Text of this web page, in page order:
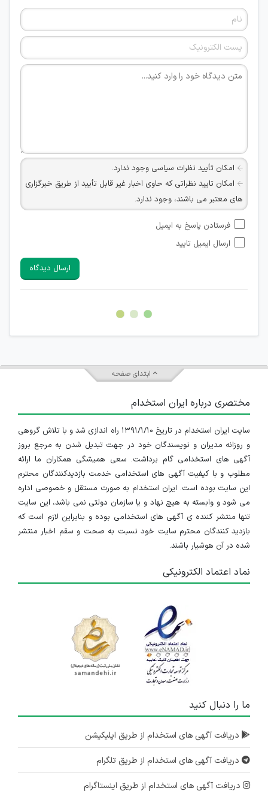
امکان تأیید نظرات سیاسی وجود ندارد.
امکان تایید نظراتی که حاوی اخبار غیر قابل تأیید از طریق خبرگزاری
های معتبر می باشند، وجود ندارد.
شبکه های مجازی ارتباطی می باشند وجود ندارد.
امکان تأیید نظرات کاربرانی که به هر طریقی قصد مأیوس کردن
هرگونه تحریک، تحقیر و کنایه به سایر افراد (مسئول و غیر مسئول)
غیر مجاز می باشد.
امکان هماهنگی برای هرگونه ملاقات حضوری چه به صورت دسته
فرستادن پاسخ به ایمیل
ارسال ایمیل تایید
ارسال دیدگاه
ابتدای صفحه
مختصری درباره ایران استخدام
سایت ایران استخدام در تاریخ ۱۳۹۱/۱/۱۰ راه اندازی شد و با تلاش گروهی
و روزانه مدیران و نویسندگان خود در جهت تبدیل شدن به مرجع بروز
آگهی های استخدامی گام برداشت. سعی همیشگی همکاران ما ارائه
مطلوب و با کیفیت آگهی های استخدامی خدمت بازدیدکنندگان محترم
این سایت بوده است. ایران استخدام به صورت مستقل و خصوصی اداره
می شود و وابسته به هیچ نهاد و یا سازمان دولتی نمی باشد، این سایت
تنها منتشر کننده ی آگهی های استخدامی بوده و بنابراین لازم است که
بازدید کنندگان محترم سایت خود نسبت به صحت و سقم اخبار منتشر
شده در آن هوشیار باشند.
نماد اعتماد الکترونیکی
ما را دنبال کنید
دریافت آگهی های استخدام از طریق اپلیکیشن
دریافت آگهی های استخدام از طریق تلگرام
دریافت آگهی های استخدام از طریق اینستاگرام